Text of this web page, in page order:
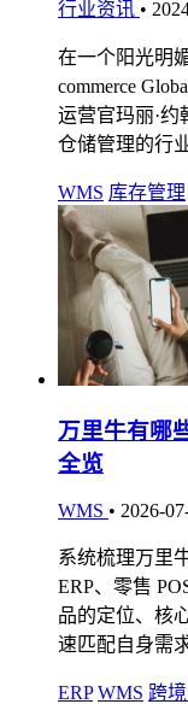
行业资讯 •
在一个阳光明
commerce
运营官玛丽·
仓储管理的行
WMS 库存管理
万里牛有哪
全览
WMS • 2026-
系统梳理万里
ERP、零售
品的定位、核
速匹配自身需求
ERP WMS 跨